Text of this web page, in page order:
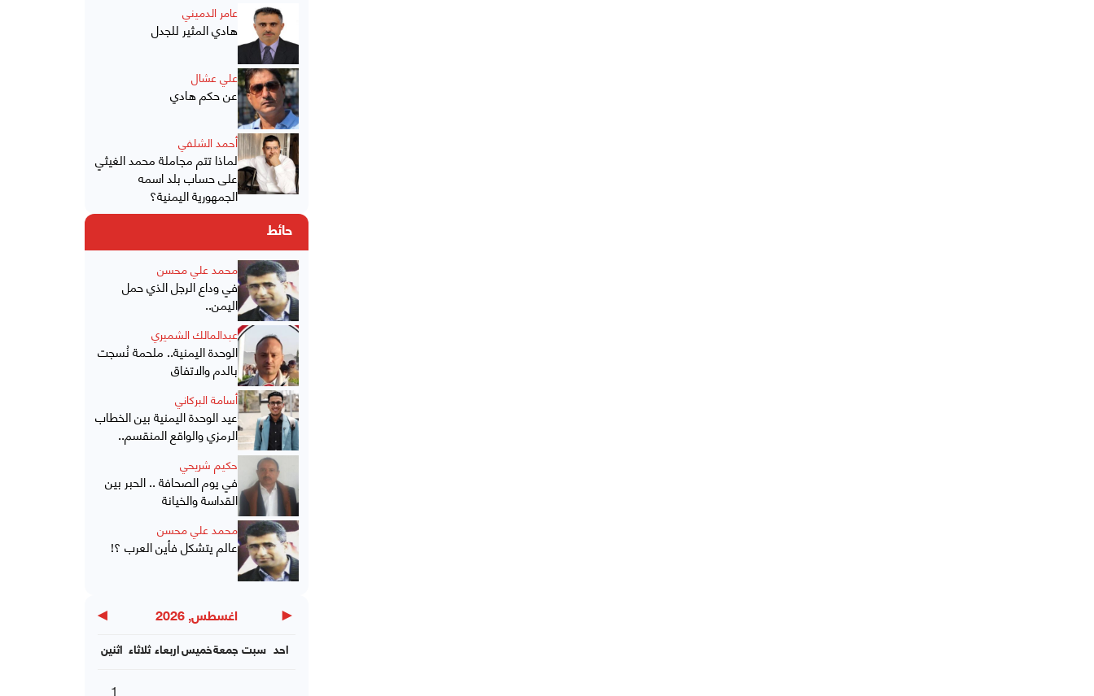
عامر الدميني
هادي المثير للجدل
علي عشال
عن حكم هادي
أحمد الشلفي
لماذا تتم مجاملة محمد الغيثي
على حساب بلد اسمه
الجمهورية اليمنية؟
حائط
محمد علي محسن
في وداع الرجل الذي حمل
اليمن..
عبدالمالك الشميري
الوحدة اليمنية.. ملحمة نُسجت
بالدم والاتفاق
أسامة البركاني
عيد الوحدة اليمنية بين الخطاب
الرمزي والواقع المنقسم..
حكيم شريحي
في يوم الصحافة .. الحبر بين
القداسة والخيانة
محمد علي محسن
عالم يتشكل فأين العرب ؟!
◀ اغسطس, 2026 ▶
اثنين ثلاثاء اربعاءخميسجمعة سبت احد
1